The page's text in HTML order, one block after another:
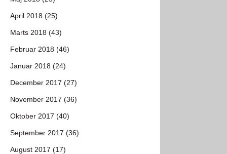
April 2018 (25)
Marts 2018 (43)
Februar 2018 (46)
Januar 2018 (24)
December 2017 (27)
November 2017 (36)
Oktober 2017 (40)
September 2017 (36)
August 2017 (17)